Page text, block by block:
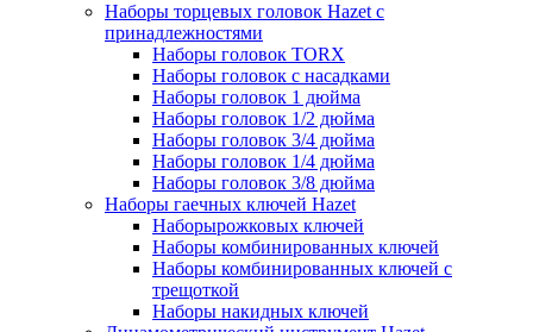
Наборы торцевых головок Hazet с
принадлежностями
Наборы головок TORX
Наборы головок с насадками
Наборы головок 1 дюйма
Наборы головок 1/2 дюйма
Наборы головок 3/4 дюйма
Наборы головок 1/4 дюйма
Наборы головок 3/8 дюйма
Наборы гаечных ключей Hazet
Наборырожковых ключей
Наборы комбинированных ключей
Наборы комбинированных ключей с
трещоткой
Наборы накидных ключей